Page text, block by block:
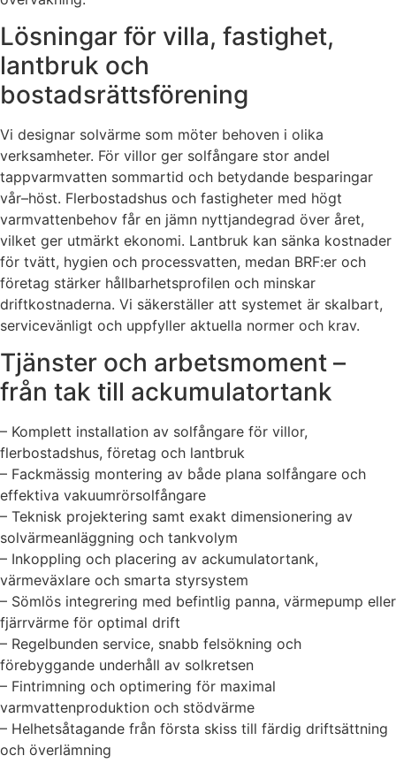
Lösningar för villa, fastighet,
lantbruk och
bostadsrättsförening
Vi designar solvärme som möter behoven i olika
verksamheter. För villor ger solfångare stor andel
tappvarmvatten sommartid och betydande besparingar
vår–höst. Flerbostadshus och fastigheter med högt
varmvattenbehov får en jämn nyttjandegrad över året,
vilket ger utmärkt ekonomi. Lantbruk kan sänka kostnader
för tvätt, hygien och processvatten, medan BRF:er och
företag stärker hållbarhetsprofilen och minskar
driftkostnaderna. Vi säkerställer att systemet är skalbart,
servicevänligt och uppfyller aktuella normer och krav.
Tjänster och arbetsmoment –
från tak till ackumulatortank
– Komplett installation av solfångare för villor,
flerbostadshus, företag och lantbruk
– Fackmässig montering av både plana solfångare och
effektiva vakuumrörsolfångare
– Teknisk projektering samt exakt dimensionering av
solvärmeanläggning och tankvolym
– Inkoppling och placering av ackumulatortank,
värmeväxlare och smarta styrsystem
– Sömlös integrering med befintlig panna, värmepump eller
fjärrvärme för optimal drift
– Regelbunden service, snabb felsökning och
förebyggande underhåll av solkretsen
– Fintrimning och optimering för maximal
varmvattenproduktion och stödvärme
– Helhetsåtagande från första skiss till färdig driftsättning
och överlämning